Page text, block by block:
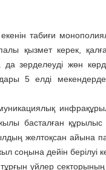
табиғи
қызмет керек,
да зерделеуді жөн
5 елді мекендердегі
басталған құрылыс
желтоқсан айына
соңына дейін берілуі
үйлер